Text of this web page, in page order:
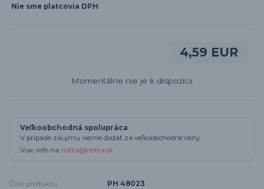
Nie sme platcovia DPH
4,59 EUR
Momentálne nie je k dispozícii
Veľkoobchodná spolupráca
V prípade záujmu vieme dodať za veľkoobchodné ceny.
Viac info na notta@notta.sk
Číslo produktu:
PH 48023